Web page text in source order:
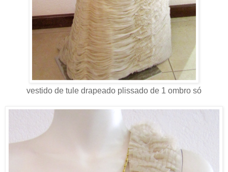
vestido de tule drapeado plissado de 1 ombro só